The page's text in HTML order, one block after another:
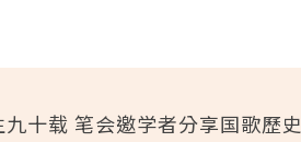
九十载 笔会邀学者分享国歌歷史